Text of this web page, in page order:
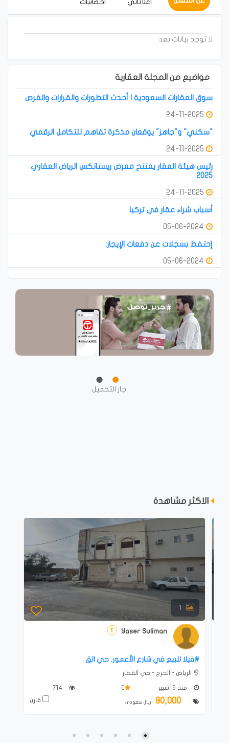
أعلاناتي احصائيات
لا توجد بيانات بعد
مواضيع من المجلة العقارية
سوق العقارات السعودية | أحدث التطورات والقرارات والفرص
"سكني" و"جاهز" يوقعان مذكرة تفاهم للتكامل الرقمي
رئيس هيئة العقار يفتتح معرض ريستاتكس الرياض العقاري
2025
أسباب شراء عقار في تركيا
إحتفظ بسجلات عن دفعات الإيجار:
جار التحميل
الاكثر مشاهدة
1
Yaser Suliman
#فيلا للبيع في شارع الأعمور, حي الق
الرياض - الخرج - حي القطار
منذ 6 أشهر 0
90,000 ريال سعودي قارن